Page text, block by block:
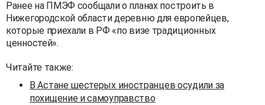
Ранее на ПМЭФ сообщали о планах построить в
Нижегородской области деревню для европейцев,
которые приехали в РФ «по визе традиционных
ценностей».
Читайте также:
В Астане шестерых иностранцев осудили за
похищение и самоуправство